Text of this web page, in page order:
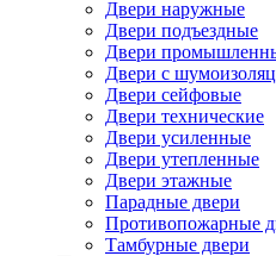
Двери наружные
Двери подъездные
Двери
Двери с
Двери сейфовые
Двери технические
Двери усиленные
Двери утепленные
Двери этажные
Парадные двери
Противопожарные
Тамбурные двери